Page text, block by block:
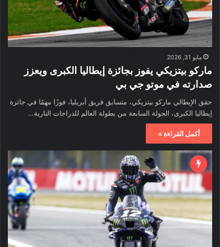
مايو 31, 2026
ماركو بيتزيكي يفوز بجائزة إيطاليا الكبرى ويعزز
صدارته في موتو جي بي
حقق الإيطالي ماركو بيتزيكي، متسابق فريق أبريليا، فوزًا مهمًا في جائزة
إيطاليا الكبرى، الجولة السابعة من بطولة العالم للدراجات النارية…
أكمل القراءة »